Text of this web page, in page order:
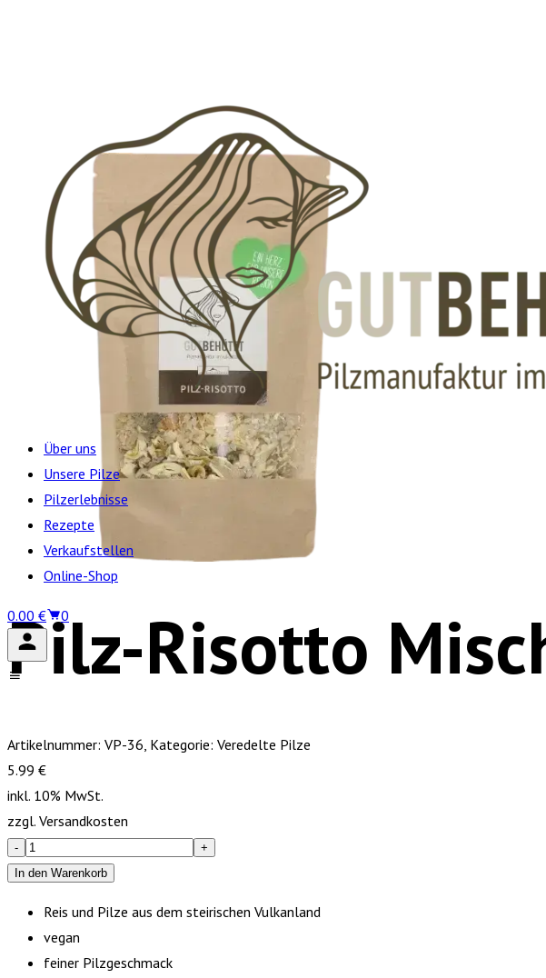
Über uns
Unsere Pilze
Pilzerlebnisse
Rezepte
Verkaufstellen
Online-Shop
0.00 € 0
Pilz-Risotto
Artikelnummer: VP-36, Kategorie: Veredelte Pilze
5.99 €
inkl. 10% MwSt.
zzgl. Versandkosten
-
+
In den Warenkorb
Reis und Pilze aus dem steirischen Vulkanland
vegan
feiner Pilzgeschmack